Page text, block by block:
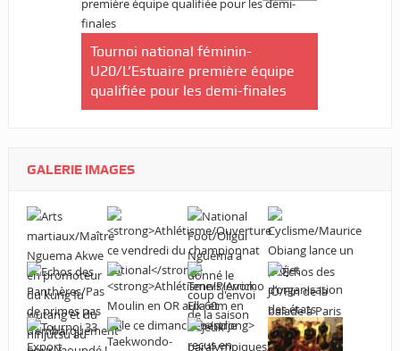
Tournoi national féminin-
U20/L’Estuaire première équipe
qualifiée pour les demi-finales
GALERIE IMAGES